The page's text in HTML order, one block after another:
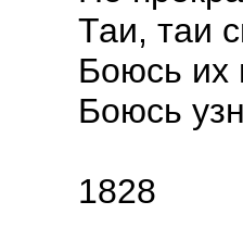
Таи, таи
Боюсь их
Боюсь
1828